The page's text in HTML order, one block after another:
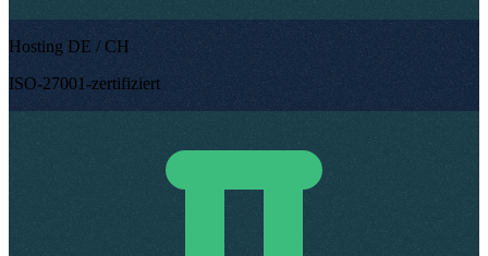
Hosting DE / CH
ISO-27001-zertifiziert